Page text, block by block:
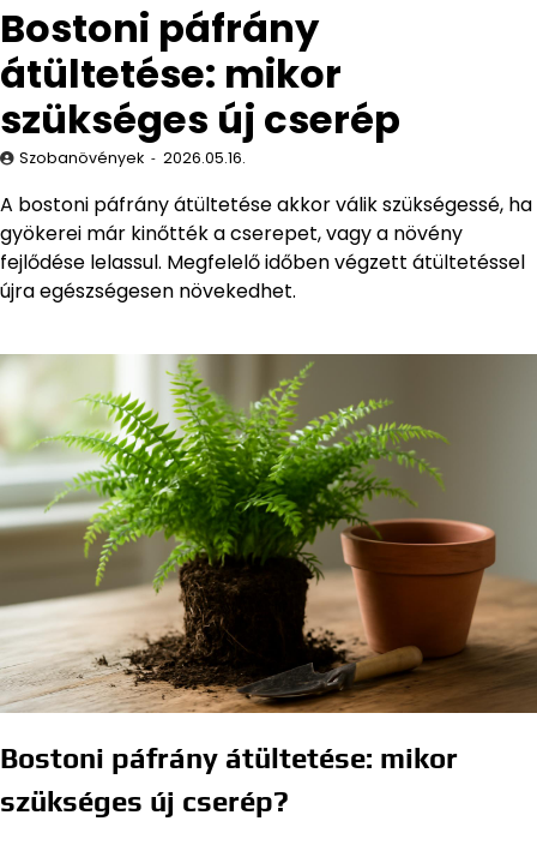
Bostoni páfrány
átültetése: mikor
szükséges új cserép
Szobanövények 2026.05.16.
A bostoni páfrány átültetése akkor válik szükségessé, ha
gyökerei már kinőtték a cserepet, vagy a növény
fejlődése lelassul. Megfelelő időben végzett átültetéssel
újra egészségesen növekedhet.
Bostoni páfrány átültetése: mikor
szükséges új cserép?